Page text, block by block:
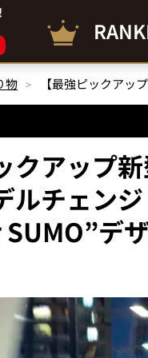
物
クアップ
ルチェン
デ